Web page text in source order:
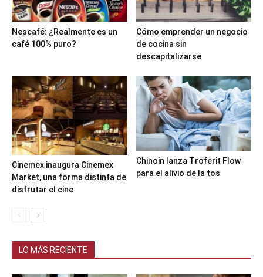
Nescafé: ¿Realmente es un
café 100% puro?
Cómo emprender un negocio
de cocina sin
descapitalizarse
Cinemex inaugura Cinemex
Market, una forma distinta de
disfrutar el cine
Chinoin lanza Troferit Flow
para el alivio de la tos
LO MÁS RECIENTE